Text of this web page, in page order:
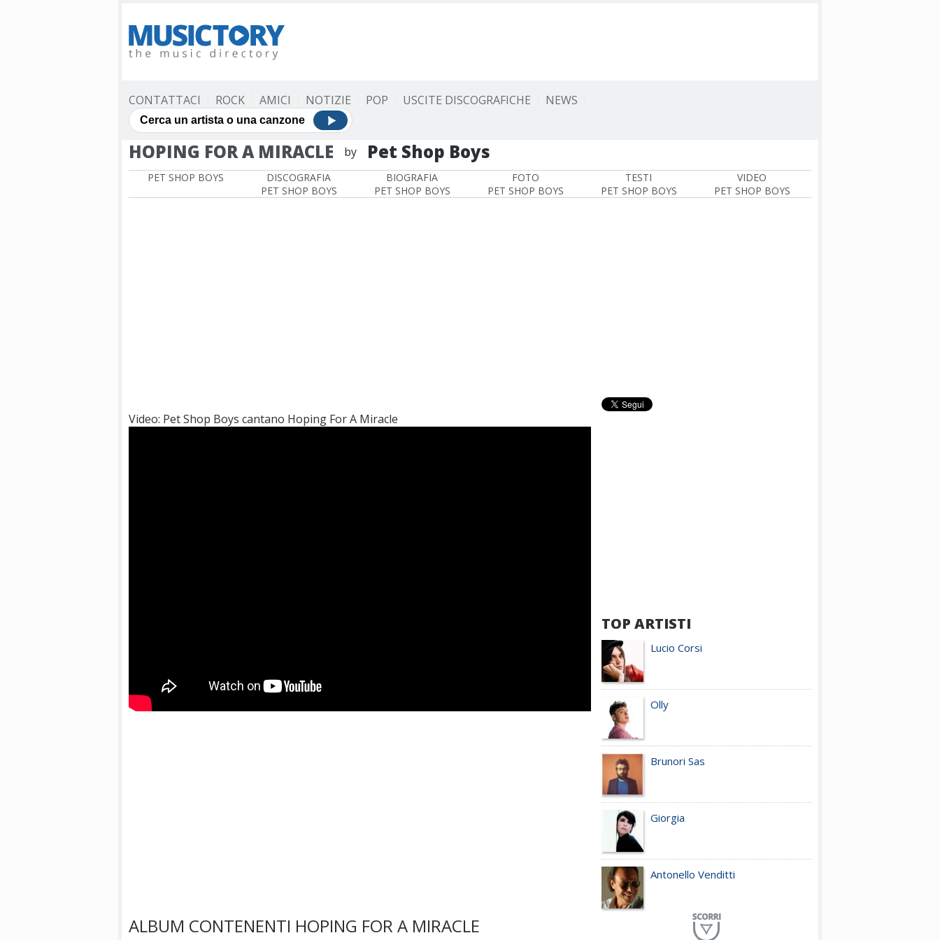
CONTATTACI ROCK AMICI NOTIZIE POP USCITE DISCOGRAFICHE NEWS
HOPING FOR A MIRACLE by Pet Shop Boys
PET SHOP BOYS
DISCOGRAFIA
PET SHOP BOYS
BIOGRAFIA
PET SHOP BOYS
FOTO
PET SHOP BOYS
TESTI
PET SHOP BOYS
VIDEO
PET SHOP BOYS
Video: Pet Shop Boys cantano Hoping For A Miracle
ALBUM CONTENENTI HOPING FOR A MIRACLE
TOP ARTISTI
Lucio Corsi
Olly
Brunori Sas
Giorgia
Antonello Venditti
Planet Funk